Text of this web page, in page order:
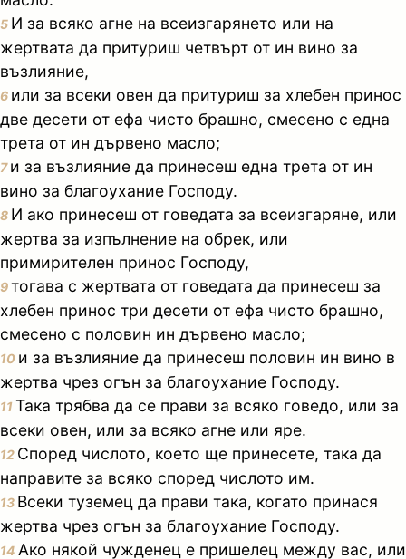
5 И за всяко агне на всеизгарянето или на
жертвата да притуриш четвърт от ин вино за
възлияние,
6 или за всеки овен да притуриш за хлебен принос
две десети от ефа чисто брашно, смесено с една
трета от ин дървено масло;
7и за възлияние да принесеш една трета от ин
вино за благоухание Господу.
8 И ако принесеш от говедата за всеизгаряне, или
жертва за изпълнение на обрек, или
примирителен принос Господу,
9тогава с жертвата от говедата да принесеш за
хлебен принос три десети от ефа чисто брашно,
смесено с половин ин дървено масло;
10 и за възлияние да принесеш половин ин вино в
жертва чрез огън за благоухание Господу.
11Така трябва да се прави за всяко говедо, или за
всеки овен, или за всяко агне или яре.
12 Според числото, което ще принесете, така да
направите за всяко според числото им.
13 Всеки туземец да прави така, когато принася
жертва чрез огън за благоухание Господу.
14 Ако някой чужденец е пришелец между вас, или